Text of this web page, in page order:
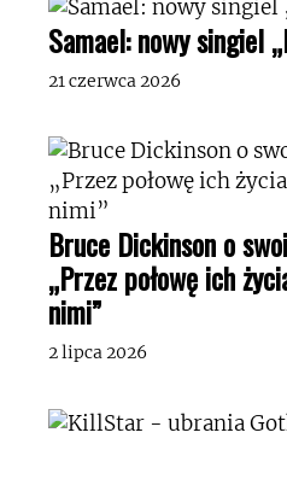
Samael: nowy singiel
21 czerwca 2026
Bruce Dickinson o
„Przez połowę ich
nimi”
2 lipca 2026